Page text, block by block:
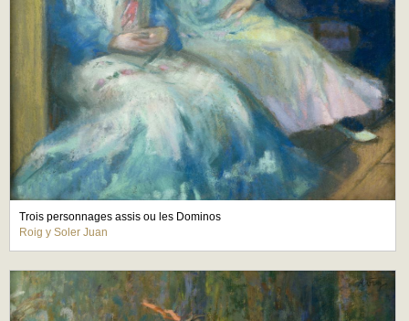
Trois personnages assis ou les Dominos
Roig y Soler Juan